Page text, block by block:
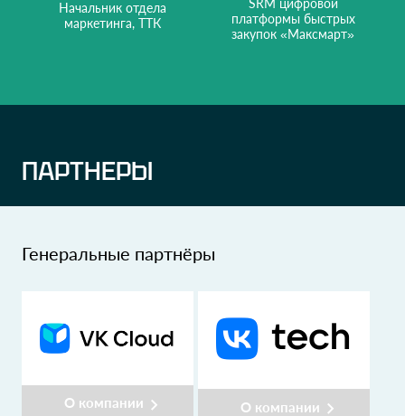
Начальник отдела
маркетинга, ТТК
SRM цифровой
платформы быстрых
закупок «Максмарт»
ПАРТНЕРЫ
Генеральные партнёры
О компании О компании